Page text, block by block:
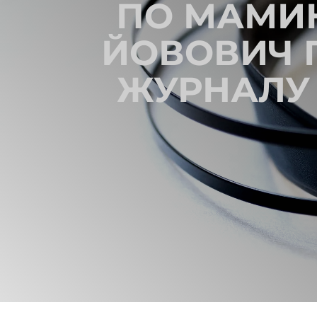
ПО
ЙОВОВИЧ
ЖУРНАЛУ